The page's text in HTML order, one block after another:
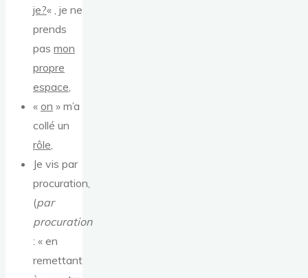
je?« , je ne
prends
pas mon
propre
espace,
« on » m’a
collé un
rôle,
Je vis par
procuration,
(par
procuration
: « en
remettant